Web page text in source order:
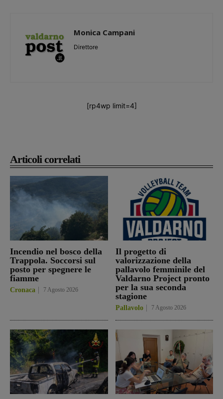
Articoli correlati
Incendio nel bosco della
Trappola. Soccorsi sul
posto per spegnere le
fiamme
Cronaca 7 Agosto 2026
Il progetto di
valorizzazione della
pallavolo femminile del
Valdarno Project pronto
per la sua seconda
stagione
Pallavolo 7 Agosto 2026
Monica Campani
Direttore
[rp4wp limit=4]